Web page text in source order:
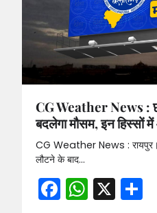
CG Weather News :
बदलेगा मौसम, इन हिस्सों
CG Weather News :
लौटने के बाद…
Facebook
X